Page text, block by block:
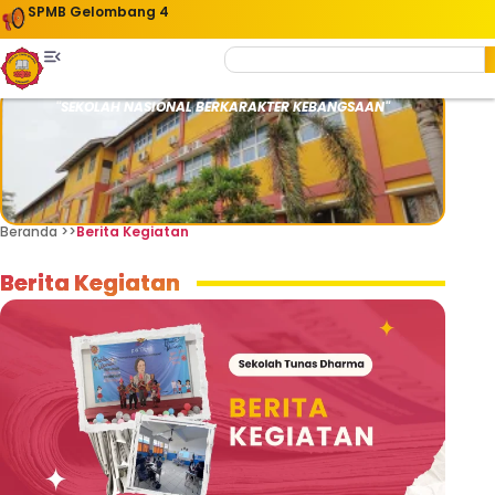
SPMB Gelombang 4
"SEKOLAH NASIONAL BERKARAKTER KEBANGSAAN"
Beranda >>Berita Kegiatan
Berita Kegiatan